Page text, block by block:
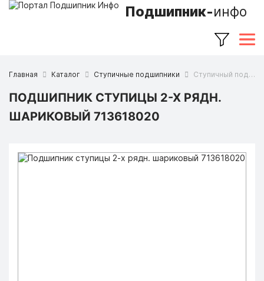
Подшипник-инфо
Главная Каталог Ступичные подшипники Ступичный подшипник 713618020 (FAG)
ПОДШИПНИК СТУПИЦЫ 2-Х РЯДН.
ШАРИКОВЫЙ 713618020